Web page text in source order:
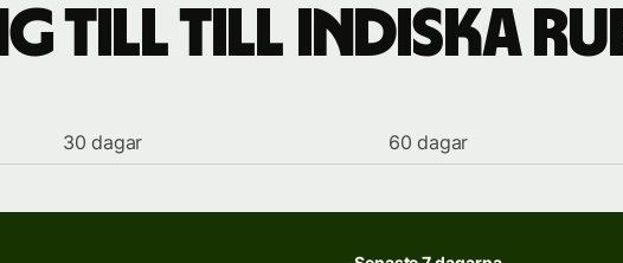
till till indiska
30 dagar 60 dagar